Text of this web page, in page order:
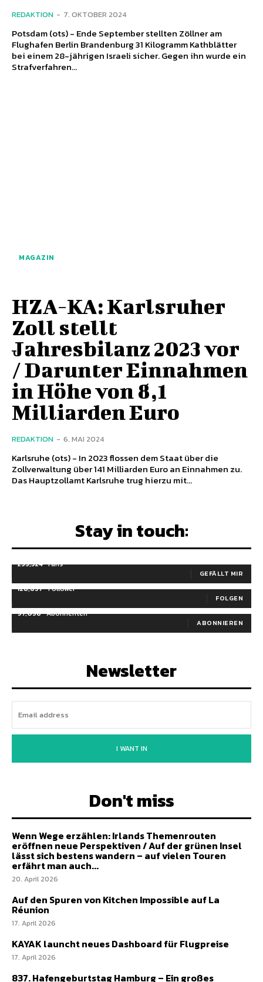
REDAKTION - 7. OKTOBER 2024
Potsdam (ots) - Ende September stellten Zöllner am
Flughafen Berlin Brandenburg 31 Kilogramm Kathblätter
bei einem 28-jährigen Israeli sicher. Gegen ihn wurde ein
Strafverfahren...
MAGAZIN
HZA-KA: Karlsruher
Zoll stellt
Jahresbilanz 2023 vor
/ Darunter Einnahmen
in Höhe von 8,1
Milliarden Euro
REDAKTION - 6. MAI 2024
Karlsruhe (ots) - In 2023 flossen dem Staat über die
Zollverwaltung über 141 Milliarden Euro an Einnahmen zu.
Das Hauptzollamt Karlsruhe trug hierzu mit...
Stay in touch:
255,324 Fans
GEFÄLLT MIR
128,657 Follower
FOLGEN
97,058 Abonnenten
ABONNIEREN
Newsletter
I WANT IN
Don't miss
Wenn Wege erzählen: Irlands Themenrouten
eröffnen neue Perspektiven / Auf der grünen Insel
lässt sich bestens wandern – auf vielen Touren
erfährt man auch...
20. April 2026
Auf den Spuren von Kitchen Impossible auf La
Réunion
17. April 2026
KAYAK launcht neues Dashboard für Flugpreise
17. April 2026
837. Hafengeburtstag Hamburg – Ein großes